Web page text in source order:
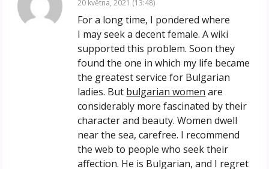
20 května, 2021 (13:48)
For a long time, I pondered where
I may seek a decent female. A wiki
supported this problem. Soon they
found the one in which my life became
the greatest service for Bulgarian
ladies. But bulgarian women are
considerably more fascinated by their
character and beauty. Women dwell
near the sea, carefree. I recommend
the web to people who seek their
affection. He is Bulgarian, and I regret